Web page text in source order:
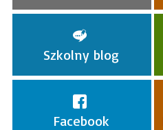
Szkolny blog
Facebook